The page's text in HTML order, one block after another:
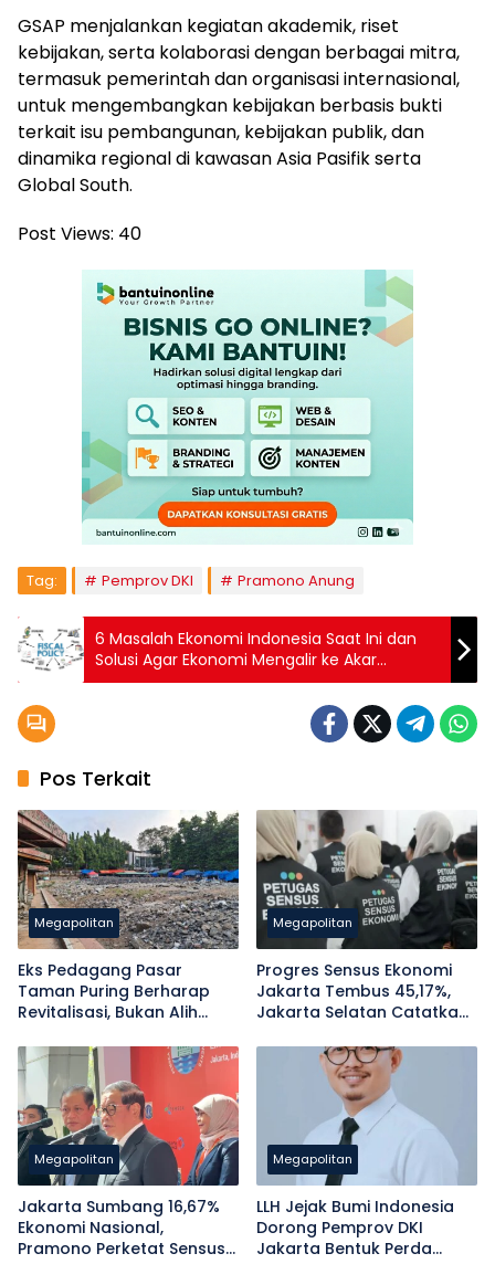
GSAP menjalankan kegiatan akademik, riset
kebijakan, serta kolaborasi dengan berbagai mitra,
termasuk pemerintah dan organisasi internasional,
untuk mengembangkan kebijakan berbasis bukti
terkait isu pembangunan, kebijakan publik, dan
dinamika regional di kawasan Asia Pasifik serta
Global South.
Post Views: 40
Tag: Pemprov DKI Pramono Anung
6 Masalah Ekonomi Indonesia Saat Ini dan
Solusi Agar Ekonomi Mengalir ke Akar
Rumput
Pos Terkait
Megapolitan
Eks Pedagang Pasar
Taman Puring Berharap
Revitalisasi, Bukan Alih
Megapolitan
Progres Sensus Ekonomi
Jakarta Tembus 45,17%,
Jakarta Selatan Catatkan
Megapolitan
Jakarta Sumbang 16,67%
Ekonomi Nasional,
Pramono Perketat Sensus
Megapolitan
LLH Jejak Bumi Indonesia
Dorong Pemprov DKI
Jakarta Bentuk Perda